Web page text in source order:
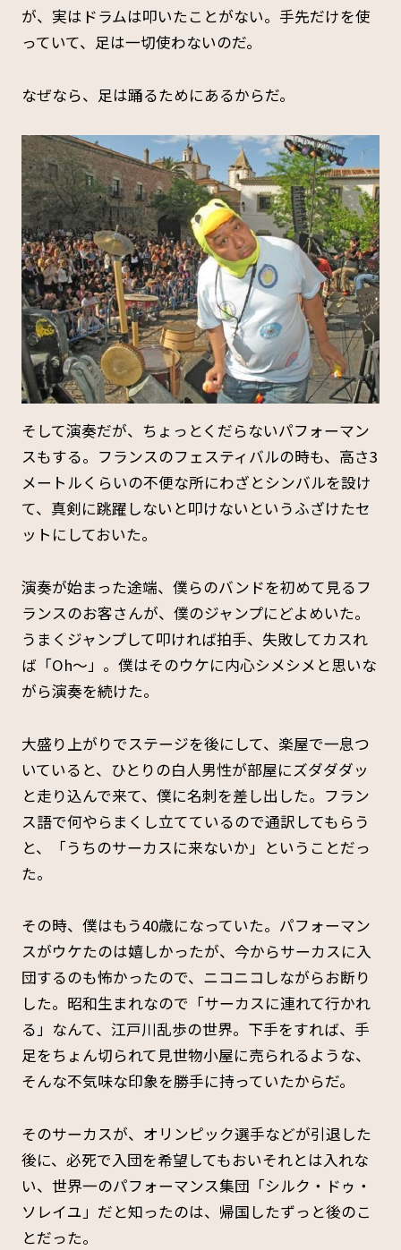
が、実はドラムは叩いたことがない。手先だけを使
っていて、足は一切使わないのだ。
なぜなら、足は踊るためにあるからだ。
そして演奏だが、ちょっとくだらないパフォーマン
スもする。フランスのフェスティバルの時も、高さ3
メートルくらいの不便な所にわざとシンバルを設け
て、真剣に跳躍しないと叩けないというふざけたセ
ットにしておいた。
演奏が始まった途端、僕らのバンドを初めて見るフ
ランスのお客さんが、僕のジャンプにどよめいた。
うまくジャンプして叩ければ拍手、失敗してカスれ
ば「Oh～」。僕はそのウケに内心シメシメと思いな
がら演奏を続けた。
大盛り上がりでステージを後にして、楽屋で一息つ
いていると、ひとりの白人男性が部屋にズダダダッ
と走り込んで来て、僕に名刺を差し出した。フラン
ス語で何やらまくし立てているので通訳してもらう
と、「うちのサーカスに来ないか」ということだっ
た。
その時、僕はもう40歳になっていた。パフォーマン
スがウケたのは嬉しかったが、今からサーカスに入
団するのも怖かったので、ニコニコしながらお断り
した。昭和生まれなので「サーカスに連れて行かれ
る」なんて、江戸川乱歩の世界。下手をすれば、手
足をちょん切られて見世物小屋に売られるような、
そんな不気味な印象を勝手に持っていたからだ。
そのサーカスが、オリンピック選手などが引退した
後に、必死で入団を希望してもおいそれとは入れな
い、世界一のパフォーマンス集団「シルク・ドゥ・
ソレイユ」だと知ったのは、帰国したずっと後のこ
とだった。